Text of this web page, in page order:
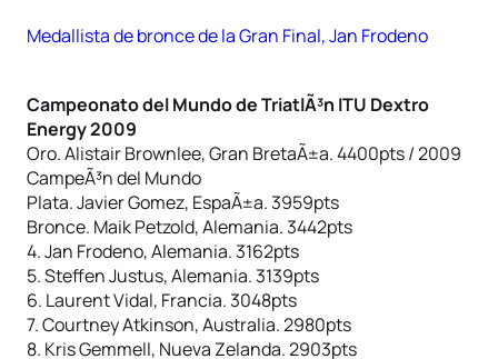
Medallista de bronce de la Gran Final, Jan Frodeno
Campeonato del Mundo de TriatlÃ³n ITU Dextro
Energy 2009
Oro. Alistair Brownlee, Gran BretaÃ±a. 4400pts / 2009
CampeÃ³n del Mundo
Plata. Javier Gomez, EspaÃ±a. 3959pts
Bronce. Maik Petzold, Alemania. 3442pts
4. Jan Frodeno, Alemania. 3162pts
5. Steffen Justus, Alemania. 3139pts
6. Laurent Vidal, Francia. 3048pts
7. Courtney Atkinson, Australia. 2980pts
8. Kris Gemmell, Nueva Zelanda. 2903pts